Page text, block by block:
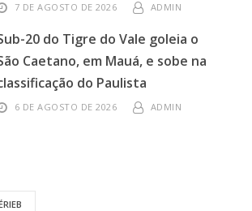
7 DE AGOSTO DE 2026 ADMIN
20 do Tigre do Vale goleia o
Caetano, em Mauá, e sobe na
do Paulista
6 DE AGOSTO DE 2026 ADMIN